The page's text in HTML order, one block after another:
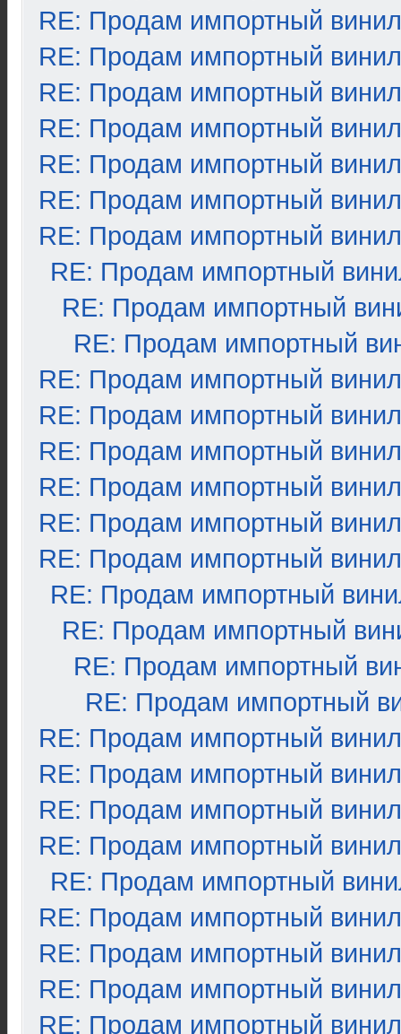
RE: Продам импортный винил
RE: Продам импортный винил
RE: Продам импортный винил
RE: Продам импортный винил
RE: Продам импортный винил
RE: Продам импортный винил
RE: Продам импортный винил
RE: Продам импортный
RE: Продам импортный
RE: Продам импортный
RE: Продам импортный винил
RE: Продам импортный винил
RE: Продам импортный винил
RE: Продам импортный винил
RE: Продам импортный винил
RE: Продам импортный винил
RE: Продам импортный
RE: Продам импортный
RE: Продам импортный
RE: Продам импортный
RE: Продам импортный винил
RE: Продам импортный винил
RE: Продам импортный винил
RE: Продам импортный винил
RE: Продам импортный
RE: Продам импортный винил
RE: Продам импортный винил
RE: Продам импортный винил
RE: Продам импортный винил